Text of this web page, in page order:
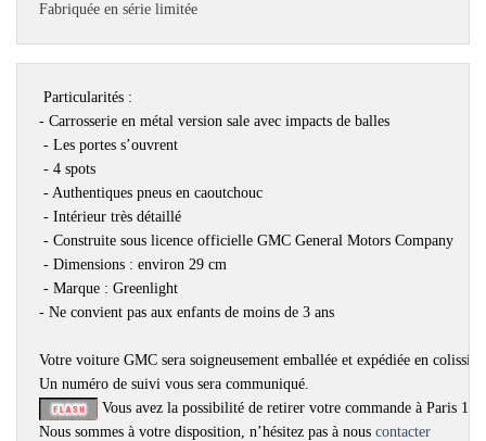
Fabriquée en série limitée
Particularités :
- Carrosserie en métal version sale avec impacts de balles
- Les portes s’ouvrent
- 4 spots
- Authentiques pneus en caoutchouc
- Intérieur très détaillé
- Construite sous licence officielle GMC General Motors Company
- Dimensions : environ 29 cm
- Marque : Greenlight
- Ne convient pas aux enfants de moins de 3 ans
Votre voiture GMC sera soigneusement emballée et expédiée en
Vous avez la possibilité de retirer votre commande à Paris
Nous sommes à votre disposition, n’hésitez pas à nous contacter